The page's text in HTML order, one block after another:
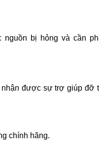
nguồn bị hỏng và cần
nhận được sự trợ giúp đỡ
chính hãng.